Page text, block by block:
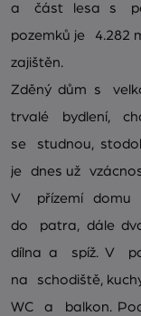
a část lesa s
pozemků je 4.282
zajištěn.
Zděný dům s
trvalé bydlení,
se studnou,
je dnes už
V přízemí domu
do patra, dále
dílna a spíž. V
na schodiště,
WC a balkon.